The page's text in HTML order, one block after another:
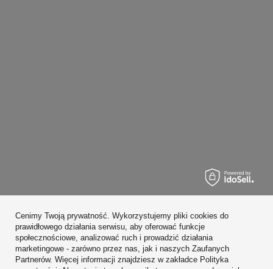
Konto
Regulaminy
Cenimy Twoją prywatność. Wykorzystujemy pliki cookies do
prawidłowego działania serwisu, aby oferować funkcje
społecznościowe, analizować ruch i prowadzić działania
marketingowe - zarówno przez nas, jak i naszych Zaufanych
Partnerów. Więcej informacji znajdziesz w zakładce Polityka